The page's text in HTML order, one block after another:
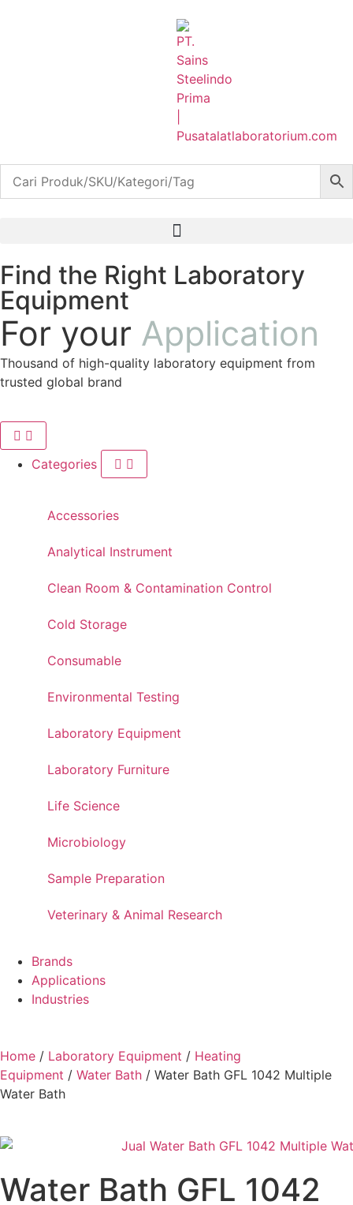
Find the Right Laboratory
Equipment
For your Application
Thousand of high-quality laboratory equipment from
trusted global brand
Categories
Accessories
Analytical Instrument
Clean Room & Contamination Control
Cold Storage
Consumable
Environmental Testing
Laboratory Equipment
Laboratory Furniture
Life Science
Microbiology
Sample Preparation
Veterinary & Animal Research
Brands
Applications
Industries
Home / Laboratory Equipment / Heating
Equipment / Water Bath / Water Bath GFL 1042 Multiple
Water Bath
Water Bath GFL 1042